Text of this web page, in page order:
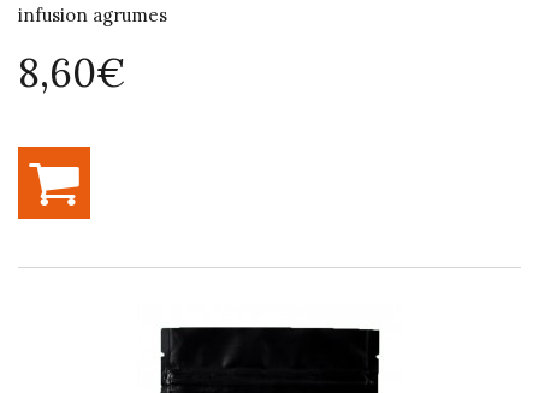
infusion agrumes
8,60€